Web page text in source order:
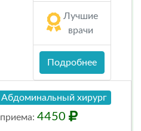
Лучшие
врачи
Подробнее
Абдоминальный хирург
приема: 4450